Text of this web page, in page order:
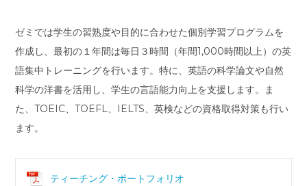
ゼミでは学生の習熟度や目的に合わせた個別学習プログラムを
作成し、最初の１年間は毎日３時間（年間1,000時間以上）の英
語集中トレーニングを行います。特に、英語の科学論文や自然
科学の洋書を活用し、学生の言語能力向上を支援します。ま
た、TOEIC、TOEFL、IELTS、英検などの資格取得対策も行い
ます。
ティーチング・ポートフォリオ